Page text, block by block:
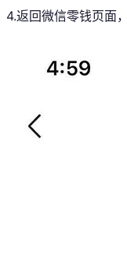
4.返回微信零钱页面